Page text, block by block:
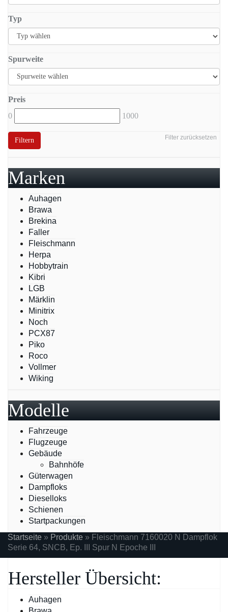
Typ
Spurweite
Preis
0
1000
Filter zurücksetzen
Filtern
Marken
Auhagen
Brawa
Brekina
Faller
Fleischmann
Herpa
Hobbytrain
Kibri
LGB
Märklin
Minitrix
Noch
PCX87
Piko
Roco
Vollmer
Wiking
Modelle
Fahrzeuge
Flugzeuge
Gebäude
Bahnhöfe
Güterwagen
Dampfloks
Dieselloks
Schienen
Startpackungen
Startseite » Produkte » Fleischmann 7160020 N Dampflok
Serie 64, SNCB, Ep. III Spur N Epoche III
Hersteller Übersicht:
Auhagen